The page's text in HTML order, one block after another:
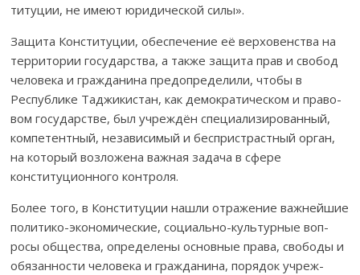
ти­ту­ции, не имеют юридической силы».
Защита Конституции, обеспечение её верховенства на
те­рритории го­­сударства, а также защита прав и свобод
че­ловека и гражданина пре­до­пределили, чтобы в
Республике Тад­жикистан, как демократическом и пра­во­
вом госу­дар­стве, был учреждён специализированный,
ком­петентный, не­за­­ви­си­мый и беспристрастный орган,
на который возло­жена важная задача в сфе­ре
конституционного контроля.
Более того, в Конституции нашли отражение важ­ней­шие
поли­тико-эко­номические, социально-культурные воп­
росы общества, опре­делены ос­нов­ные права, свободы и
обя­занности человека и гражданина, порядок учреж­